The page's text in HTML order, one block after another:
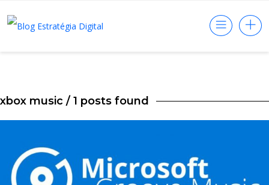
xbox music / 1 posts found